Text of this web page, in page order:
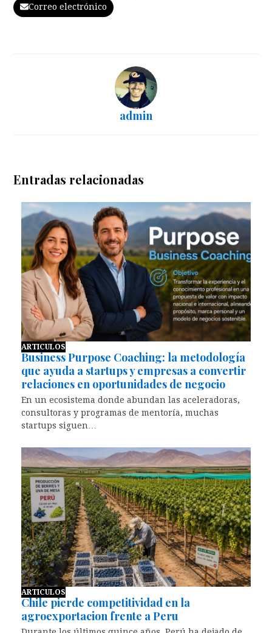
Correo electrónico
admin
Entradas relacionadas
ARTICULOS
Business Purpose Coaching: la metodología
que ayuda a startups y empresas a convertir
relaciones en oportunidades de negocio
En un ecosistema donde abundan las aceleradoras,
consultoras y programas de mentoría, muchas
startups siguen…
ARTICULOS
Chile pierde competitividad en la
agroexportacion frente a Peru